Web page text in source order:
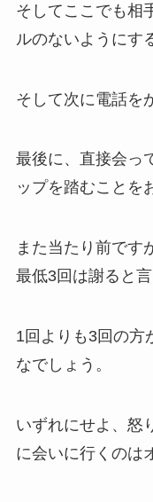
そしてここでも相
ルのないようにす
そして次に電話を
最後に、直接会っ
ップを踏むことを
また当たり前です
最低3回は謝ると
1回よりも3回の方
なでしょう。
いずれにせよ、怒
に会いに行くのは